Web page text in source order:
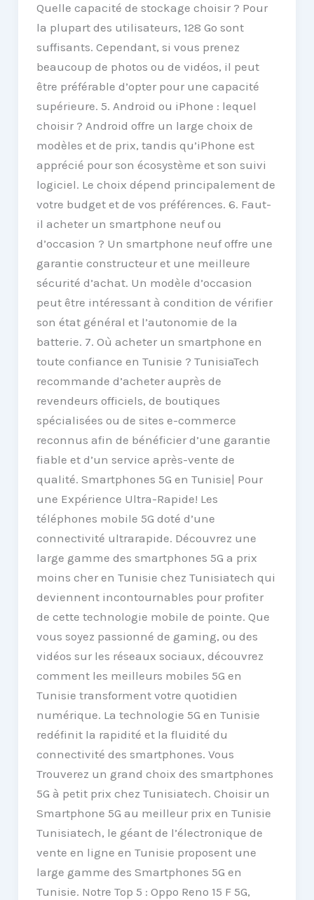
Quelle capacité de stockage choisir ? Pour
la plupart des utilisateurs, 128 Go sont
suffisants. Cependant, si vous prenez
beaucoup de photos ou de vidéos, il peut
être préférable d’opter pour une capacité
supérieure. 5. Android ou iPhone : lequel
choisir ? Android offre un large choix de
modèles et de prix, tandis qu’iPhone est
apprécié pour son écosystème et son suivi
logiciel. Le choix dépend principalement de
votre budget et de vos préférences. 6. Faut-
il acheter un smartphone neuf ou
d’occasion ? Un smartphone neuf offre une
garantie constructeur et une meilleure
sécurité d’achat. Un modèle d’occasion
peut être intéressant à condition de vérifier
son état général et l’autonomie de la
batterie. 7. Où acheter un smartphone en
toute confiance en Tunisie ? TunisiaTech
recommande d’acheter auprès de
revendeurs officiels, de boutiques
spécialisées ou de sites e-commerce
reconnus afin de bénéficier d’une garantie
fiable et d’un service après-vente de
qualité. Smartphones 5G en Tunisie| Pour
une Expérience Ultra-Rapide! Les
téléphones mobile 5G doté d’une
connectivité ultrarapide. Découvrez une
large gamme des smartphones 5G a prix
moins cher en Tunisie chez Tunisiatech qui
deviennent incontournables pour profiter
de cette technologie mobile de pointe. Que
vous soyez passionné de gaming, ou des
vidéos sur les réseaux sociaux, découvrez
comment les meilleurs mobiles 5G en
Tunisie transforment votre quotidien
numérique. La technologie 5G en Tunisie
redéfinit la rapidité et la fluidité du
connectivité des smartphones. Vous
Trouverez un grand choix des smartphones
5G à petit prix chez Tunisiatech. Choisir un
Smartphone 5G au meilleur prix en Tunisie
Tunisiatech, le géant de l’électronique de
vente en ligne en Tunisie proposent une
large gamme des Smartphones 5G en
Tunisie. Notre Top 5 : Oppo Reno 15 F 5G,